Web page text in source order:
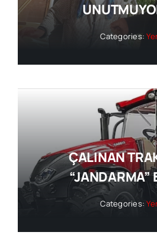
Categories:
ÇALINAN
“JANDARMA”
Categories: